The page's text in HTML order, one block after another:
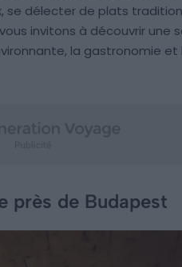
se délecter de plats
invitons à découvrir une
la gastronomie et
près de Budapest